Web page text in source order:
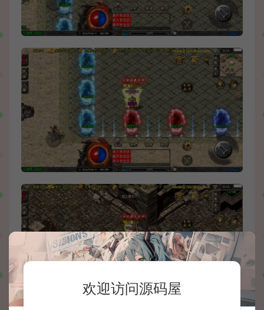
欢迎访问源码屋